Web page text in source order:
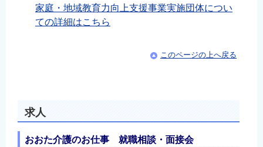
家庭・地域教育力向上支援事業実施団体につい
ての詳細はこちら
このページの上へ戻る
求人
おおた介護のお仕事 就職相談・面接会